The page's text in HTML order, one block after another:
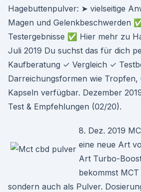
Hagebuttenpulver: ➤ vielseitige
Magen und Gelenkbeschwerden
Testergebnisse ✅ Hier mehr zu
Juli 2019 Du suchst das für dich
Kaufberatung ✓ Vergleich ✓
Darreichungsformen wie Tropfen,
Kapseln verfügbar. Dezember
Test & Empfehlungen (02/20).
8. Dez. 2019
eine neue Art
Art Turbo-
bekommst
sondern auch als Pulver.